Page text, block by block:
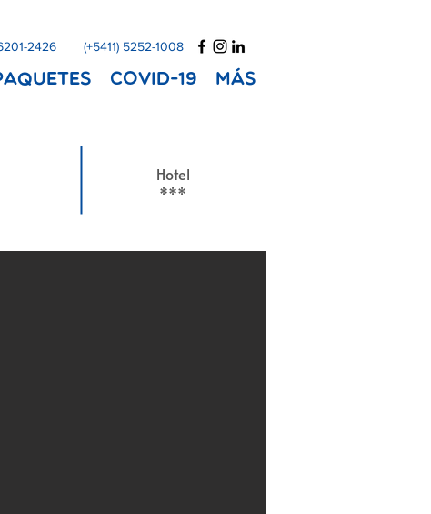
2426 (+5411) 5252-1008
COVID-19 Más
Hotel
***